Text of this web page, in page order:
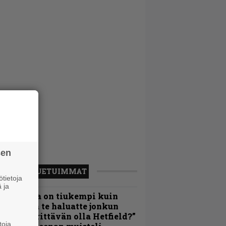
LUETUIMMAT
”Metallica on tiukempi kuin
ja te haluatte jonkun
yrittävän olla Hetfield?”
ja